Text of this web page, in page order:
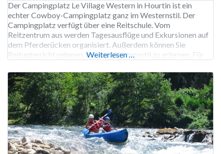
Der Campingplatz Le Village Western in Hourtin ist ein
echter Cowboy-Campingplatz ganz im Westernstil. Der
Campingplatz verfügt über eine Reitschule. Vom
Reitzentrum aus werden Tagesausflüge und Exkursionen auf
dem Pferderücken organisiert. Außerdem können Sie
Reitunterricht nehmen, um den Westernstil zu erlernen. Für
Campingplatz Le Village Western ist von Mitte April bis
Anfang
Weiterlesen …